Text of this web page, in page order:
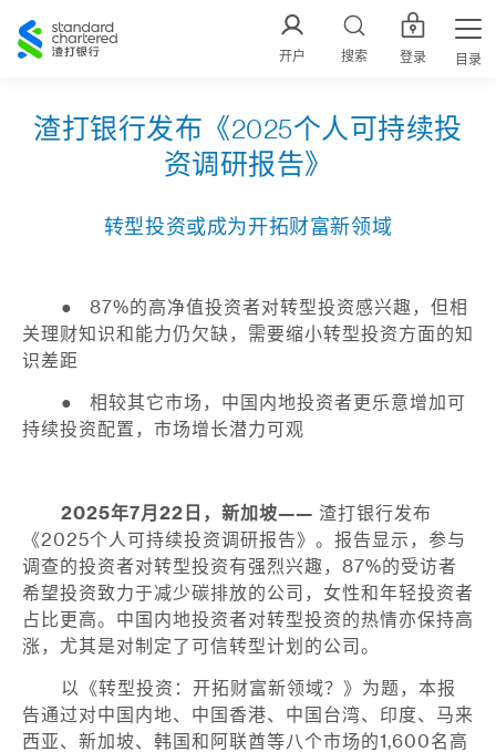
渣
打
中
开户 搜索 登录 目录
渣打银行发布《2025个人可持续投
资调研报告》
转型投资或成为开拓财富新领域
●
87%的高净值投资者对转型投资感兴趣，但相
关理财知识和能力仍欠缺，需要缩小转型投资方面的知
识差距
●
相较其它市场，中国内地投资者更乐意增加可
持续投资配置，市场增长潜力可观
2025年7月 22 日，新加坡—— 渣打银行发布
《2025个人可持续投资调研报告》。报告显示，参与
调查的投资者对转型投资有强烈兴趣，87%的受访者
希望投资致力于减少碳排放的公司，女性和年轻投资者
占比更高。中国内地投资者对转型投资的热情亦保持高
涨，尤其是对制定了可信转型计划的公司。
以《转型投资：开拓财富新领域？》为题，本报
告通过对中国内地、中国香港、中国台湾、印度、马来
西亚、新加坡、韩国和阿联酋等八个市场的1,600名高